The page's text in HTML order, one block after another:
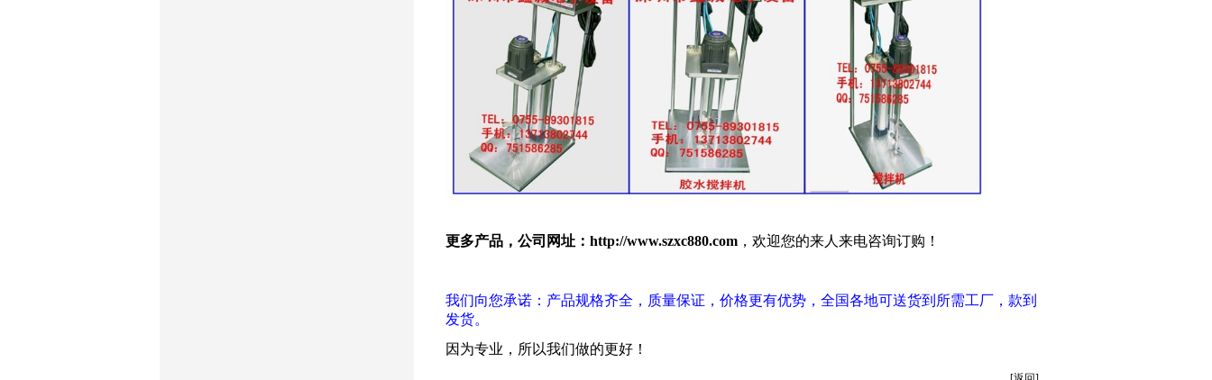
更多产品，公司网址： http://www.szxc880.com ， 欢迎您的来人来电咨询订购！
我们向您承诺：产品规格齐全，质量保证，价格更有优势，全国各地可送货到所需工厂，款到
发货。
因为专业，所以我们做的更好！